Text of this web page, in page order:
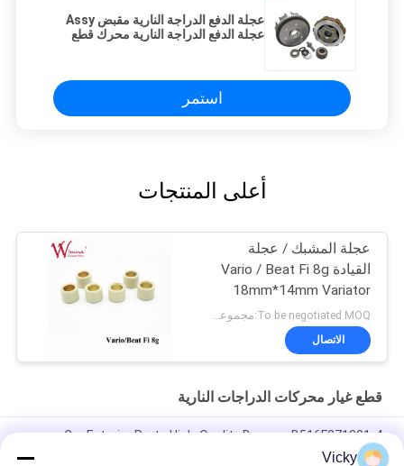
عجلة الدفع الدراجة النارية مقبض Assy
عجلة الدفع الدراجة النارية محرك قطع
استمر
أعلى المنتجات
عجلة المشبك / عجلة
القيادة Vario / Beat Fi 8g
18mm*14mm Variator
المطاط والسبائك
الاتصال
قطع غيار محركات الدراجات النارية
Car Exterior Parts High-Quality Bumper B516F271301-4
CHANAN OSHAN​ Z6 Starry White
Vicky